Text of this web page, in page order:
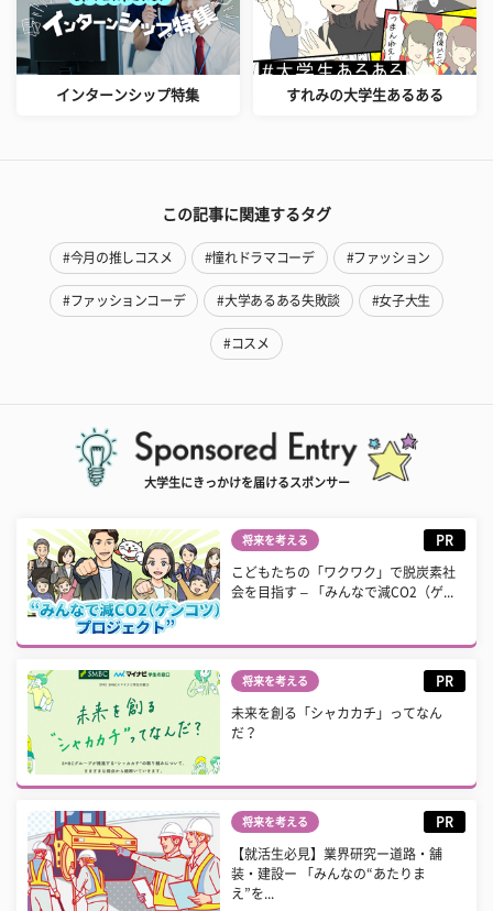
インターンシップ特集 すれみの大学生あるある
この記事に関連するタグ
#今月の推しコスメ #憧れドラマコーデ #ファッション
#ファッションコーデ #大学あるある失敗談 #女子大生
#コスメ
大学生にきっかけを届けるスポンサー
将来を考える PR
こどもたちの「ワクワク」で脱炭素社
会を目指す – 「みんなで減CO2（ゲ...
将来を考える PR
未来を創る「シャカカチ」ってなん
だ？
将来を考える PR
【就活生必見】業界研究ー道路・舗
装・建設ー 「みんなの“あたりま
え”を...